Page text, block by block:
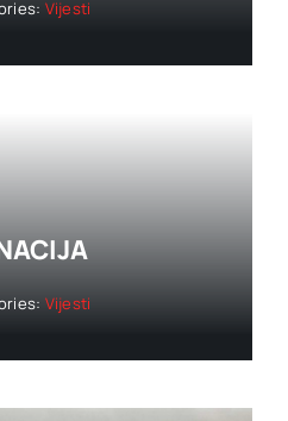
Vijesti
Vijesti